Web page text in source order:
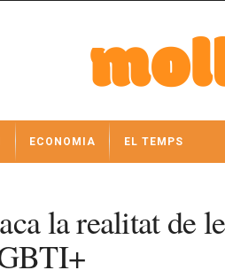
ECONOMIA EL TEMPS
la realitat de